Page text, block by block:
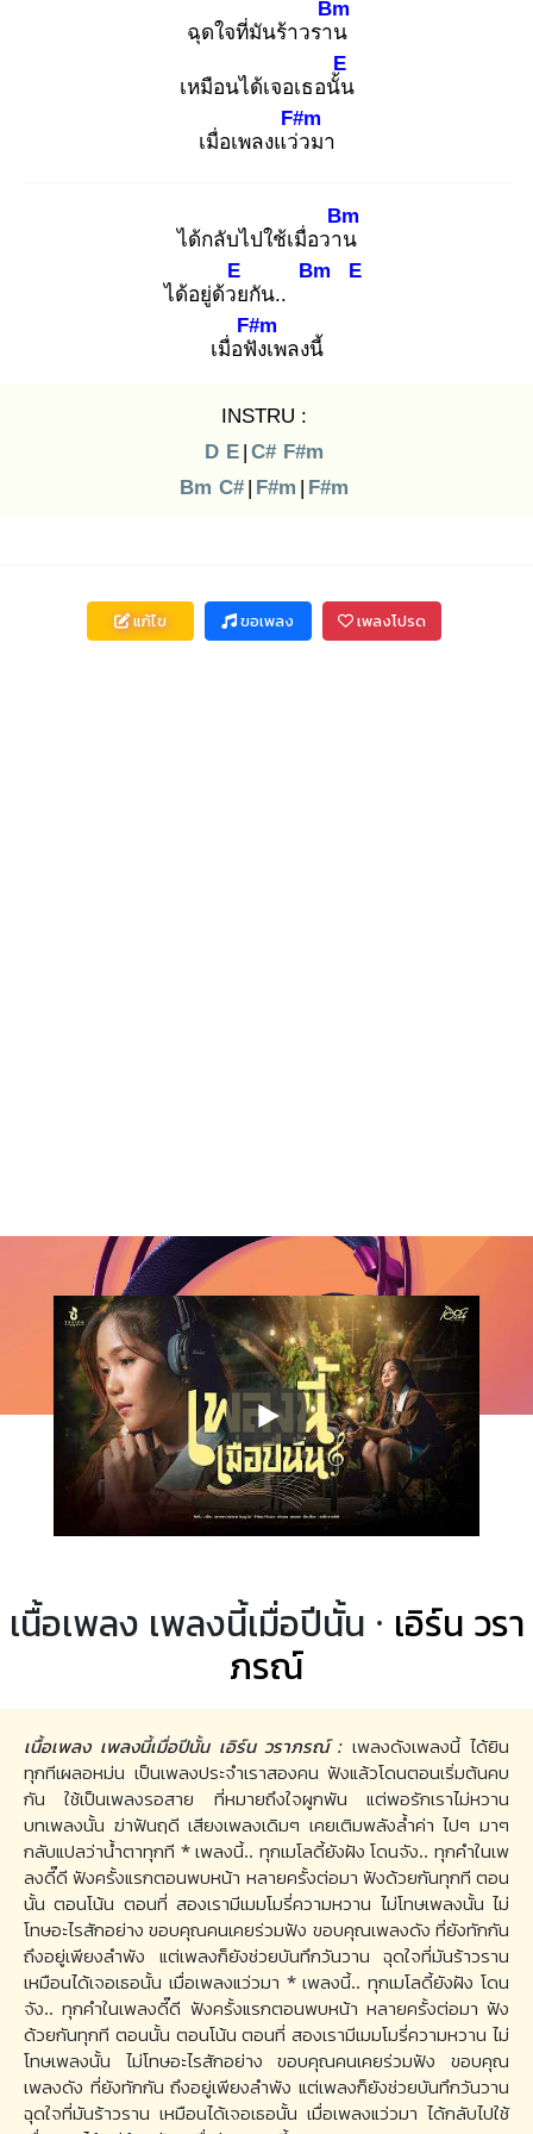
ฉุดใจที่มันร้าวราน
Bm
เหมือนได้เจอเธอนั้น
E
เมื่อเพลงแว่ว
F#m
มา
ได้กลับไปใช้เมื่อวาน
Bm
ได้อยู่ด้วย
E
กัน..
Bm E
เมื่อฟัง
F#m
เพลงนี้
INSTRU :
D E | C# F#m
Bm C# | F#m | F#m
แก้ไข ขอเพลง เพลงโปรด
เนื้อเพลง เพลงนี้เมื่อปีนั้น · เอิร์น วรา
ภรณ์
เนื้อเพลง เพลงนี้เมื่อปีนั้น เอิร์น วราภรณ์ :เพลงดังเพลงนี้ ได้ยิน
ทุกทีเผลอหม่น เป็นเพลงประจำเราสองคน ฟังแล้วโดนตอนเริ่มต้นคบ
กัน ใช้เป็นเพลงรอสาย ที่หมายถึงใจผูกพัน แต่พอรักเราไม่หวาน
บทเพลงนั้น ฆ่าฟันฤดี เสียงเพลงเดิมๆ เคยเติมพลังล้ำค่า ไปๆ มาๆ
กลับแปลว่าน้ำตาทุกที * เพลงนี้.. ทุกเมโลดี้ยังฝัง โดนจัง.. ทุกคำในเพ
ลงดี๊ดี ฟังครั้งแรกตอนพบหน้า หลายครั้งต่อมา ฟังด้วยกันทุกที ตอน
นั้น ตอนโน้น ตอนที่ สองเรามีเมมโมรี่ความหวาน ไม่โทษเพลงนั้น ไม่
โทษอะไรสักอย่าง ขอบคุณคนเคยร่วมฟัง ขอบคุณเพลงดัง ที่ยังทักกัน
ถึงอยู่เพียงลำพัง แต่เพลงก็ยังช่วยบันทึกวันวาน ฉุดใจที่มันร้าวราน
เหมือนได้เจอเธอนั้น เมื่อเพลงแว่วมา * เพลงนี้.. ทุกเมโลดี้ยังฝัง โดน
จัง.. ทุกคำในเพลงดี๊ดี ฟังครั้งแรกตอนพบหน้า หลายครั้งต่อมา ฟัง
ด้วยกันทุกที ตอนนั้น ตอนโน้น ตอนที่ สองเรามีเมมโมรี่ความหวาน ไม่
โทษเพลงนั้น ไม่โทษอะไรสักอย่าง ขอบคุณคนเคยร่วมฟัง ขอบคุณ
เพลงดัง ที่ยังทักกัน ถึงอยู่เพียงลำพัง แต่เพลงก็ยังช่วยบันทึกวันวาน
ฉุดใจที่มันร้าวราน เหมือนได้เจอเธอนั้น เมื่อเพลงแว่วมา ได้กลับไปใช้